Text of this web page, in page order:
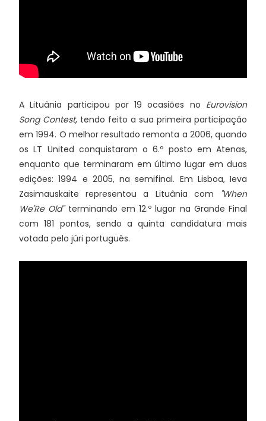
A Lituânia participou por 19 ocasiões no Eurovision
Song Contest, tendo feito a sua primeira participação
em 1994. O melhor resultado remonta a 2006, quando
os LT United conquistaram o 6.º posto em Atenas,
enquanto que terminaram em último lugar em duas
edições: 1994 e 2005, na semifinal. Em Lisboa, Ieva
Zasimauskaite representou a Lituânia com "When
We'Re Old"terminando em 12.º lugar na Grande Final
com 181 pontos, sendo a quinta candidatura mais
votada pelo júri português.